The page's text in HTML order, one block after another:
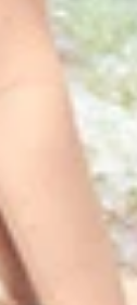
ＬＳの浅川梨奈